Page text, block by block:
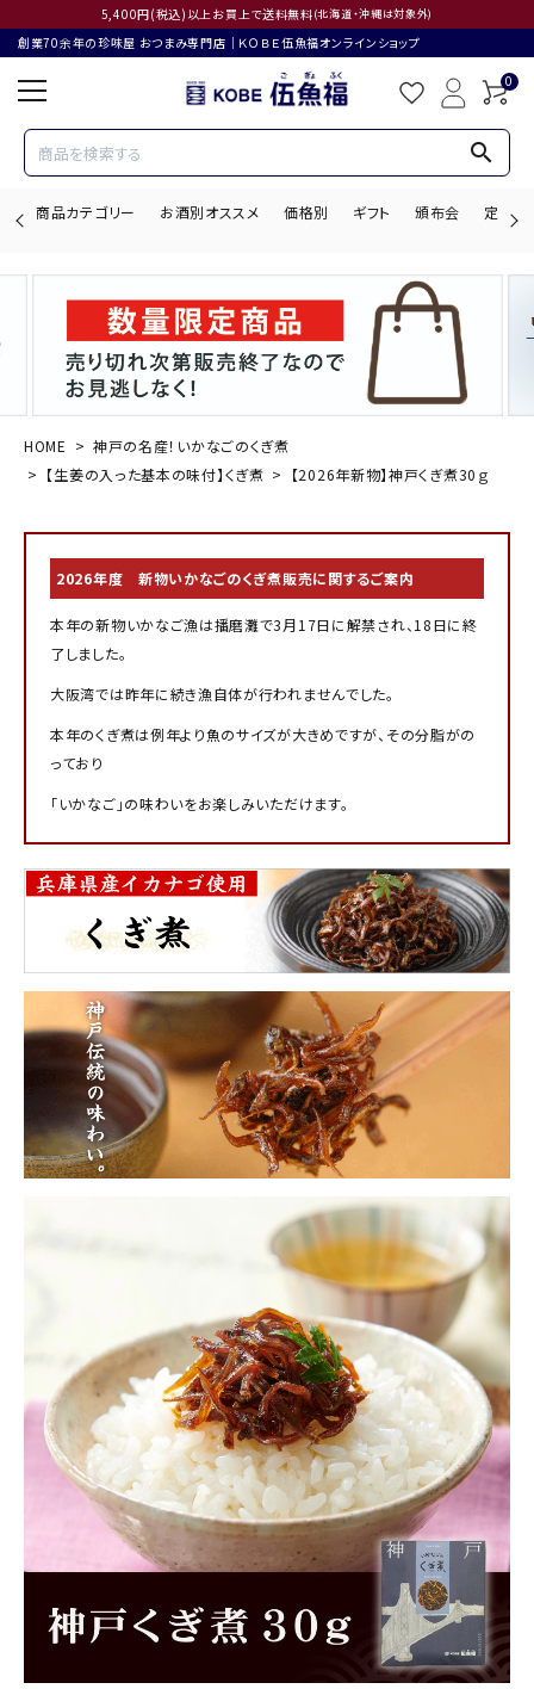
5,400円(税込)以上お買上で送料無料(北海道・沖縄は対象外)
創業70余年の珍味屋 おつまみ専門店│ＫＯＢＥ伍魚福オンラインショップ
0
search
商品カテゴリー お酒別オススメ 価格別 ギフト 頒布会 定期購
search
ACCOUNT MENU
商品カテゴリー
お酒別オススメ
お問い合わせ
ご利用ガイド
HOME
神戸の名産！いかなごのくぎ煮
【生姜の入った基本の味付】くぎ煮
【2026年新物】神戸くぎ煮30ｇ
2026年度 新物いかなごのくぎ煮販売に関するご案内
本年の新物いかなご漁は播磨灘で3月17日に解禁され、18日に終
了しました。
大阪湾では昨年に続き漁自体が行われませんでした。
本年のくぎ煮は例年より魚のサイズが大きめですが、その分脂がの
っており
「いかなご」の味わいをお楽しみいただけます。